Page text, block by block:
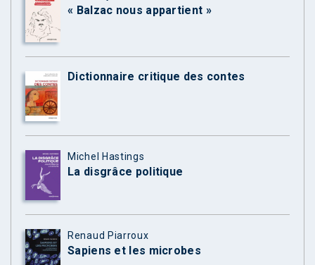
« Balzac nous appartient »
Dictionnaire critique des contes
Michel Hastings
La disgrâce politique
Renaud Piarroux
Sapiens et les microbes